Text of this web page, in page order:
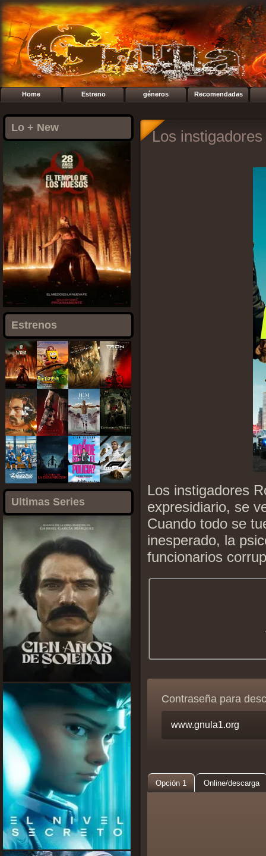
Home Estreno géneros Recomendadas
Lo + New
Estrenos
Ultimas Series
Los
Los instigadores
expresidiario, se
Cuando todo se
inesperado, la
funcionarios
Contraseña para
Opción 1 Online/descarga